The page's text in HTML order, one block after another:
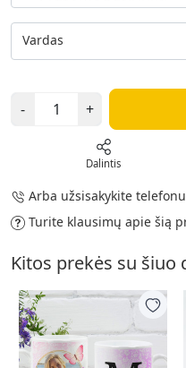
Vardas
- +
Dalintis
Arba užsisakykite telefonu
Turite klausimų apie šią
Kitos prekės su šiuo